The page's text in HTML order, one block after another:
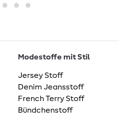
Modestoffe mit Stil
Jersey Stoff
Denim Jeansstoff
French Terry Stoff
Bündchenstoff